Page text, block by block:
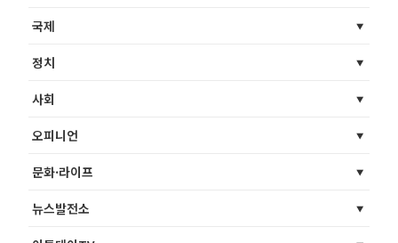
국제
정치
사회
오피니언
문화·라이프
뉴스발전소